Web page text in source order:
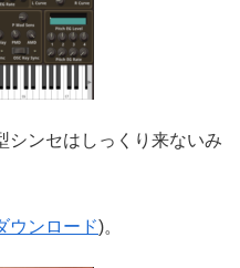
シンセはしっくり来ないみ
ウンロード)。